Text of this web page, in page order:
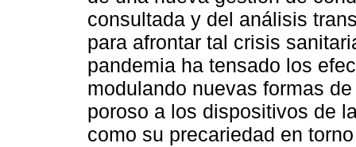
consultada y del análisis
para afrontar tal crisis
pandemia ha tensado los
modulando nuevas formas
poroso a los dispositivos de
como su precariedad en